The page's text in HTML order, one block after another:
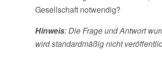
Gesellschaft notwendig?
Hinweis: Die Frage und Antwort
wird standardmäßig nicht